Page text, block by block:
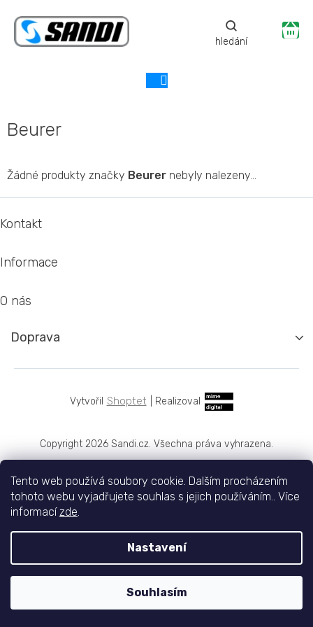
Tento web používá soubory cookie. Dalším procházením
tohoto webu vyjadřujete souhlas s jejich používáním.. Více
informacízde.
Nastavení
Souhlasím
obsah
Beurer
Žádné produkty značky Beurer nebyly nalezeny...
á
t
Kontakt
Informace
O nás
Doprava
Shoptet Realizoval
Copyright 2026 Sandi.cz. Všechna práva vyhrazena.